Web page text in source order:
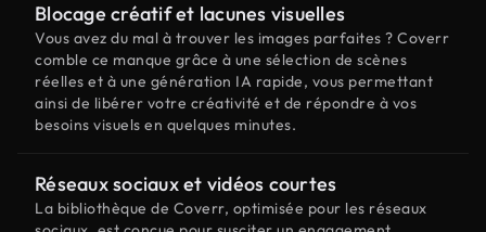
Blocage créatif et lacunes visuelles
Vous avez du mal à trouver les images parfaites ? Coverr
comble ce manque grâce à une sélection de scènes
réelles et à une génération IA rapide, vous permettant
ainsi de libérer votre créativité et de répondre à vos
besoins visuels en quelques minutes.
Réseaux sociaux et vidéos courtes
La bibliothèque de Coverr, optimisée pour les réseaux